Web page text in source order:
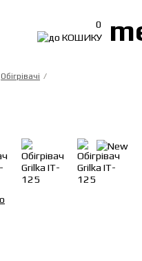
0
Обігрівачі